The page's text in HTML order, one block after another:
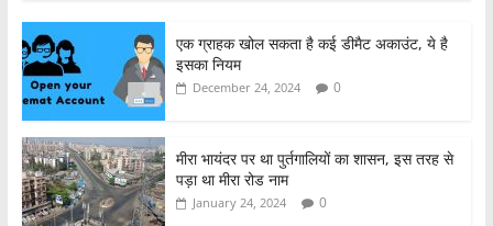
c
e
b
o
o
k
itt
er s
A
p
e
एक ग्राहक खोल सकता है कई डीमैट अकाउंट, ये है
इसका नियम
December 24, 2024 0
मीरा भायंदर पर था पुर्तगालियों का शासन, इस तरह से
पड़ा था मीरा रोड नाम
January 24, 2024 0